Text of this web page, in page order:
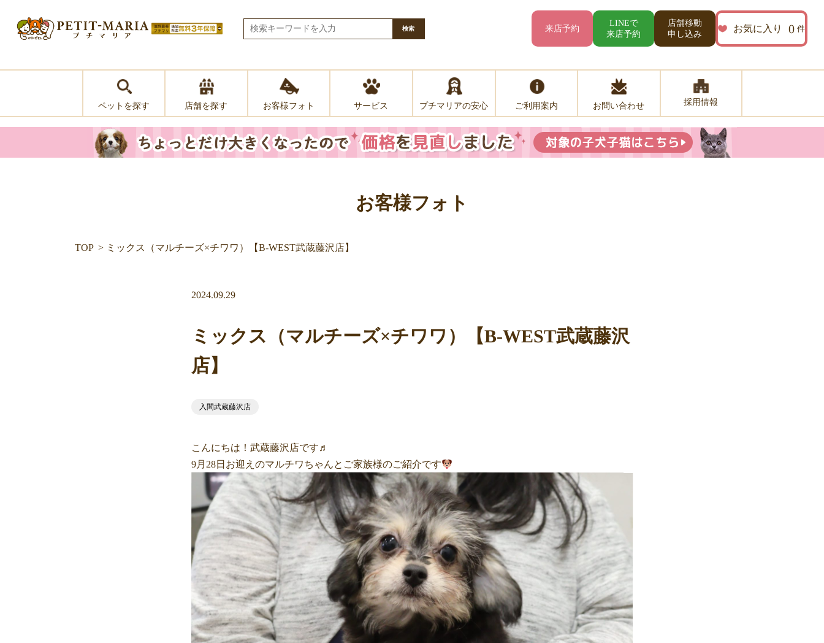
検索 来店予約
LINEで
来店予約
店舗移動
申し込み
お気に入り 0 件
ペットを探す 店舗を探す お客様フォト サービス プチマリアの安心 ご利用案内 お問い合わせ 採用情報
お客様フォト
TOP ミックス（マルチーズ×チワワ）【B-WEST武蔵藤沢店】
2024.09.29
ミックス（マルチーズ×チワワ）【B-WEST武蔵藤沢
店】
入間武蔵藤沢店
こんにちは！武蔵藤沢店です♬
9月28日お迎えのマルチワちゃんとご家族様のご紹介です